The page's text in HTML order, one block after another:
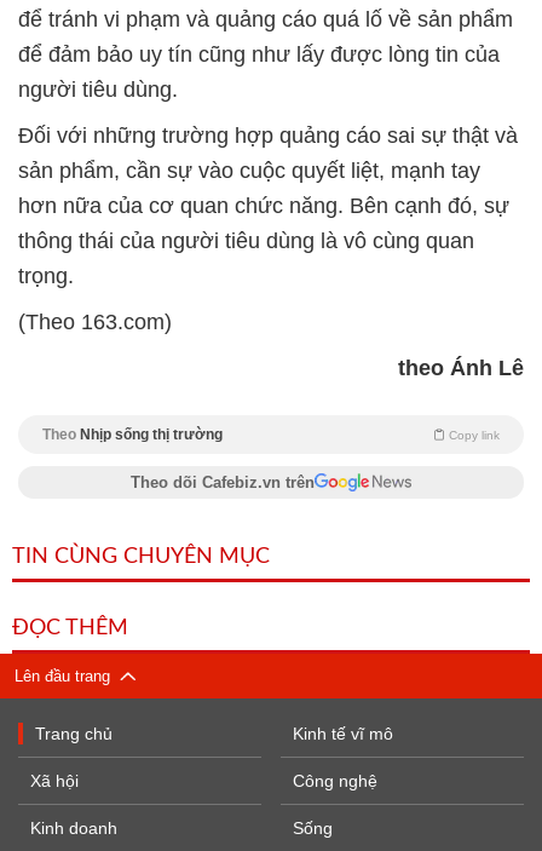
để tránh vi phạm và quảng cáo quá lố về sản phẩm
để đảm bảo uy tín cũng như lấy được lòng tin của
người tiêu dùng.
Đối với những trường hợp quảng cáo sai sự thật và
sản phẩm, cần sự vào cuộc quyết liệt, mạnh tay
hơn nữa của cơ quan chức năng. Bên cạnh đó, sự
thông thái của người tiêu dùng là vô cùng quan
trọng.
(Theo 163.com)
theo Ánh Lê
Theo Nhịp sống thị trường Copy link
Theo dõi Cafebiz.vn trên
TIN CÙNG CHUYÊN MỤC
ĐỌC THÊM
Lên đầu trang
Trang chủ
Xã hội
Kinh doanh
Kinh tế vĩ mô
Công nghệ
Sống